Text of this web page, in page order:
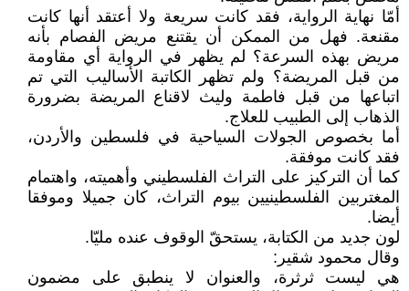
أمّا نهاية الرواية، فقد كانت سريعة ولا أعتقد أنها كانت
مقنعة. فهل من الممكن أن يقتنع مريض الفصام بأنه
مريض بهذه السرعة؟ لم يظهر في الرواية أي مقاومة
من قبل المريضة؟ ولم تظهر الكاتبة الأساليب التي تم
اتباعها من قبل فاطمة وليث لاقناع المريضة بضرورة
الذهاب إلى الطبيب للعلاج.
أما بخصوص الجولات السياحية في فلسطين والأردن،
فقد كانت موفقة.
كما أن التركيز على التراث الفلسطيني وأهميته، واهتمام
المغتربين الفلسطينيين بيوم التراث، كان جميلا وموفقا
أيضا.
لون جديد من الكتابة، يستحقّ الوقوف عنده مليّا.
وقال محمود شقير:
هي ليست ثرثرة، والعنوان لا ينطبق على مضمون